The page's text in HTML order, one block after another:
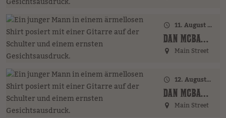
11. August 2026 · 20:00 Uhr
DAN MCBAKER (GER)
Main Street
12. August 2026 · 17:00 Uhr – 18:00 Uhr
DAN MCBAKER (GER)
Main Street